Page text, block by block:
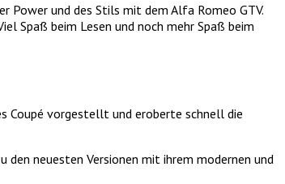
Power und des Stils mit dem Alfa Romeo GTV.
Spaß beim Lesen und noch mehr Spaß beim
Coupé vorgestellt und eroberte schnell die
neuesten Versionen mit ihrem modernen und